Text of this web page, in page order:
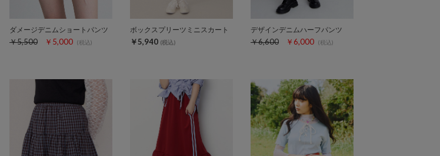
ダメージデニムショートパンツ
￥5,500 ￥5,000 (税込)
ボックスプリーツミニスカート
￥5,940 (税込)
デザインデニムハーフパンツ
￥6,600 ￥6,000 (税込)